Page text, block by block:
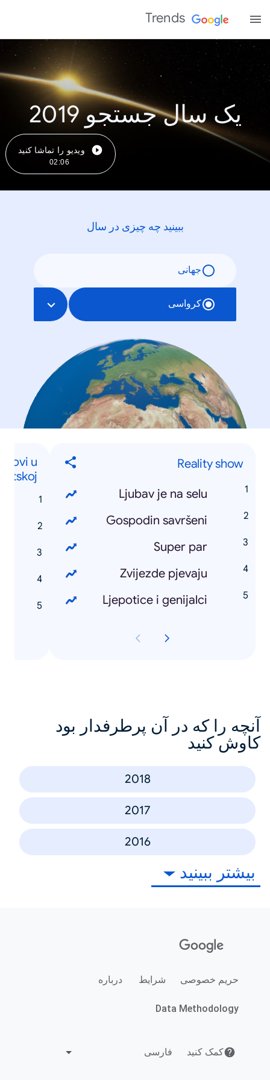
Trends
یک سال جستجو 2019
ویدیو را تماشا کنید
02:06
ببینید چه چیزی در سال
جهانی
کرواسی
Reality show
Ljubav je na selu
Gospodin savršeni
Super par
Zvijezde pjevaju
Ljepotice i genijalci
u
آنچه را که در آن پرطرفدار بود
کاوش کنید
2018
2017
2016
بیشتر ببینید
حریم خصوصی شرایط درباره
Data Methodology
کمک کنید